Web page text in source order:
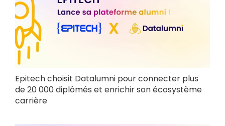
Epitech choisit Datalumni pour connecter plus
de 20 000 diplômés et enrichir son écosystème
carrière